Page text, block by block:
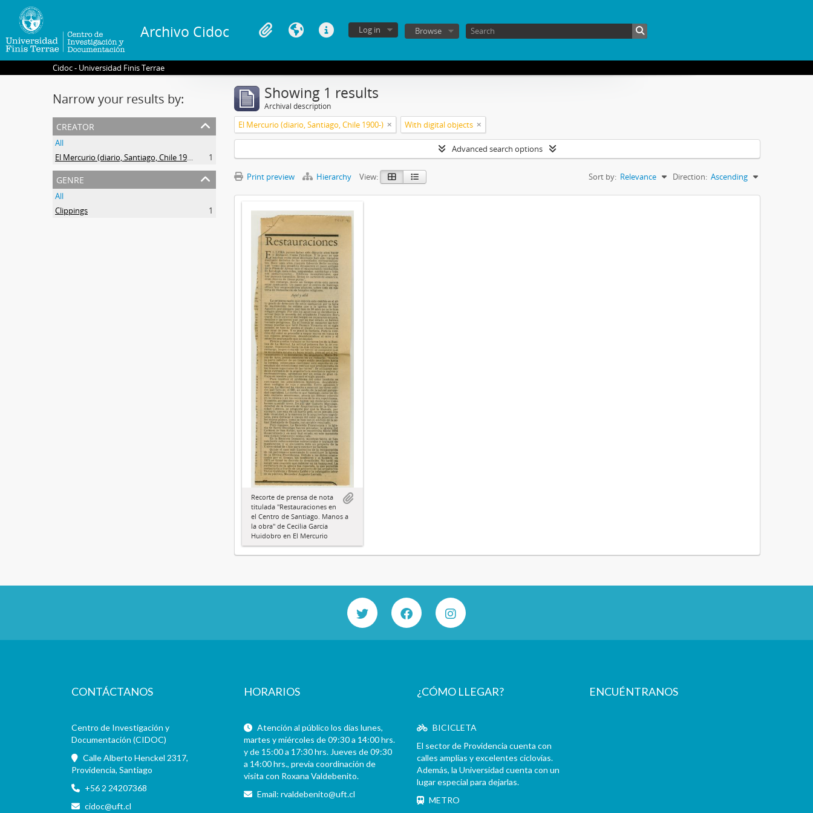
Archivo Cidoc Log in Browse
Cidoc - Universidad Finis Terrae
Narrow your results by:
creator
All
El Mercurio (diario, Santiago, Chile 1900-)
1
genre
All
Clippings
1
Showing 1 results
Archival description
El Mercurio (diario, Santiago, Chile 1900-) With digital objects
Advanced search options
Print preview Hierarchy View: Sort by: Relevance Direction: Ascending
Recorte de prensa de nota
titulada "Restauraciones en
el Centro de Santiago. Manos a
la obra" de Cecilia García
Huidobro en El Mercurio
CONTÁCTANOS
Centro de Investigación y
Documentación (CIDOC)
Calle Alberto Henckel 2317,
Providencia, Santiago
+56 2 24207368
cidoc@uft.cl
HORARIOS
Atención al público los días lunes,
martes y miércoles de 09:30 a 14:00 hrs.
y de 15:00 a 17:30 hrs. Jueves de 09:30
a 14:00 hrs., previa coordinación de
visita con Roxana Valdebenito.
Email:rvaldebenito@uft.cl
¿CÓMO LLEGAR?
BICICLETA
El sector de Providencia cuenta con
calles amplias y excelentes ciclovías.
Además, la Universidad cuenta con un
lugar especial para dejarlas.
METRO
ENCUÉNTRANOS